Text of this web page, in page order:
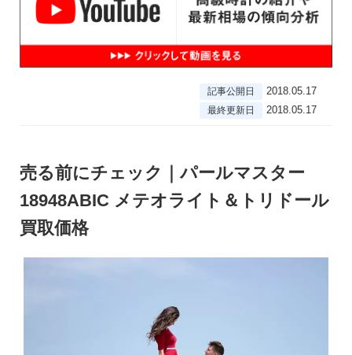
記事公開日 2018.05.17
最終更新日 2018.05.17
売る前にチェック｜パールマスター
18948ABIC メテオライト＆トリドール
買取価格